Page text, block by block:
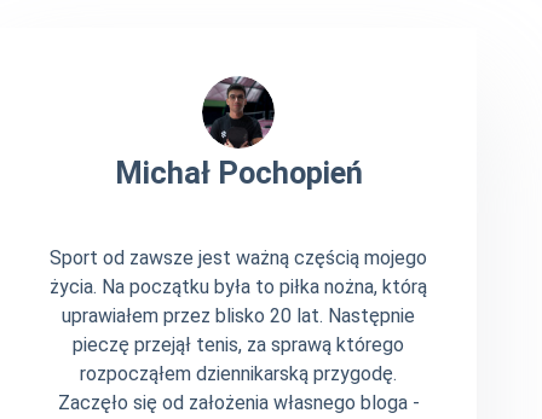
Michał Pochopień
Sport od zawsze jest ważną częścią mojego
życia. Na początku była to piłka nożna, którą
uprawiałem przez blisko 20 lat. Następnie
pieczę przejął tenis, za sprawą którego
rozpocząłem dziennikarską przygodę.
Zaczęło się od założenia własnego bloga -